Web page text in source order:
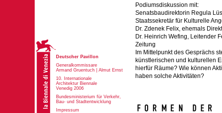
Podiumsdiskussion mit:
Senatsbaudirektorin Regula
Staatssekretär für Kulturelle
Dr. Zdenek Felix, ehemals
Dr. Heinrich Wefing, Leitender
Zeitung
Im Mittelpunkt des Gesprächs
künstlerischen und kulturellen
hierfür Räume? Wie können
haben solche Aktivitäten?
Deutscher Pavillon
Generalkommissare
Armand Gruentuch | Almut Ernst
10. Internationale
Architektur Biennale
Venedig 2006
Bundesministerium für Verkehr,
Bau- und Stadtentwicklung
Impressum